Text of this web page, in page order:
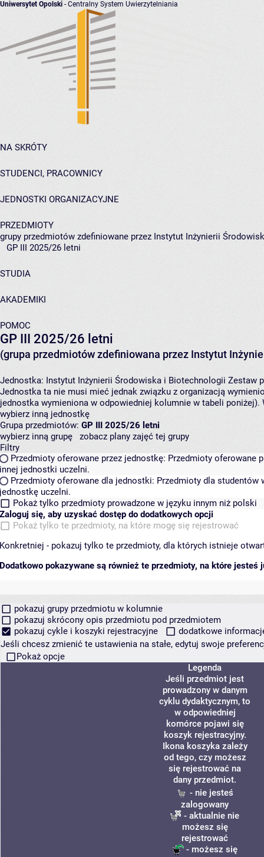
Uniwersytet Opolski - Centralny System Uwierzytelniania
NA SKRÓTY
STUDENCI, PRACOWNICY
JEDNOSTKI ORGANIZACYJNE
PRZEDMIOTY
grupy przedmiotów zdefiniowane przez Instytut Inżynierii
GP III 2025/26 letni
STUDIA
AKADEMIKI
POMOC
GP III 2025/26 letni
(grupa przedmiotów zdefiniowana przez Instytut
Jednostka: Instytut Inżynierii Środowiska i Biotechnologii Zestaw
Jednostka ta nie musi mieć jednak związku z organizacją
jednostka wymieniona w odpowiedniej kolumnie w tabeli
wybierz inną jednostkę
Grupa przedmiotów: GP III 2025/26 letni
wybierz inną grupę
zobacz plany zajęć tej grupy
Filtry
Przedmioty oferowane przez jednostkę: Przedmioty oferowane
innej jednostki uczelni.
Przedmioty oferowane dla jednostki: Przedmioty dla studentów
jednostkę uczelni.
Pokaż tylko przedmioty prowadzone w języku innym niż polski
Zaloguj się, aby uzyskać dostęp do dodatkowych opcji
Pokaż tylko te przedmioty, na które mogę się rejestrować
Konkretniej - pokazuj tylko te przedmioty, dla których istnieje
Dodatkowo pokazywane są również te przedmioty, na które jesteś
pokazuj grupy przedmiotu w kolumnie
pokazuj skrócony opis przedmiotu pod przedmiotem
pokazuj cykle i koszyki rejestracyjne
dodatkowe
Jeśli chcesz zmienić te ustawienia na stałe, edytuj swoje
Pokaż opcje
Legenda
Jeśli przedmiot jest
prowadzony w danym
cyklu dydaktycznym, to
w odpowiedniej
komórce pojawi się
koszyk rejestracyjny.
Ikona koszyka zależy
od tego, czy możesz
się rejestrować na
dany przedmiot.
- nie jesteś
zalogowany
- aktualnie nie
możesz się
rejestrować
- możesz się